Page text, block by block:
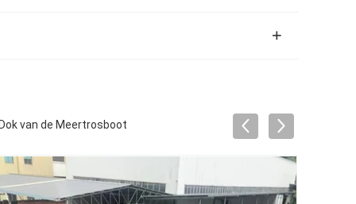
van de Meertrosboot